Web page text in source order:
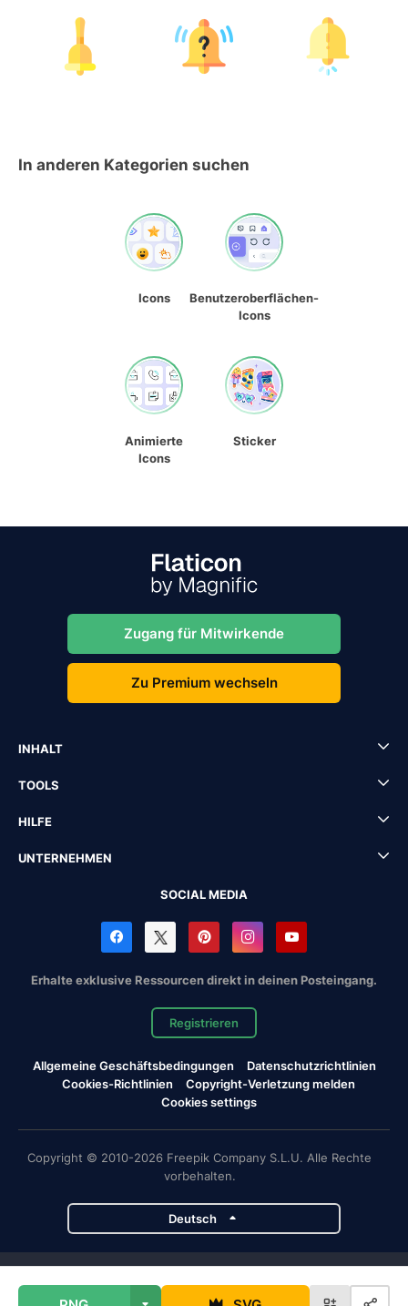
In anderen Kategorien suchen
Icons
Benutzeroberflächen-
Icons
Animierte
Icons
Sticker
Zugang für Mitwirkende
Zu Premium wechseln
INHALT
TOOLS
HILFE
UNTERNEHMEN
SOCIAL MEDIA
Erhalte exklusive Ressourcen direkt in deinen Posteingang.
Registrieren
Allgemeine Geschäftsbedingungen
Datenschutzrichtlinien
Cookies-Richtlinien
Copyright-Verletzung melden
Cookies settings
Copyright © 2010-2026 Freepik Company S.L.U. Alle Rechte
vorbehalten.
Deutsch